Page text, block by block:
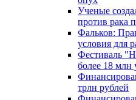
Ученые
против рака
Фальков:
условия для
Фестиваль
более 18
трлн рублей